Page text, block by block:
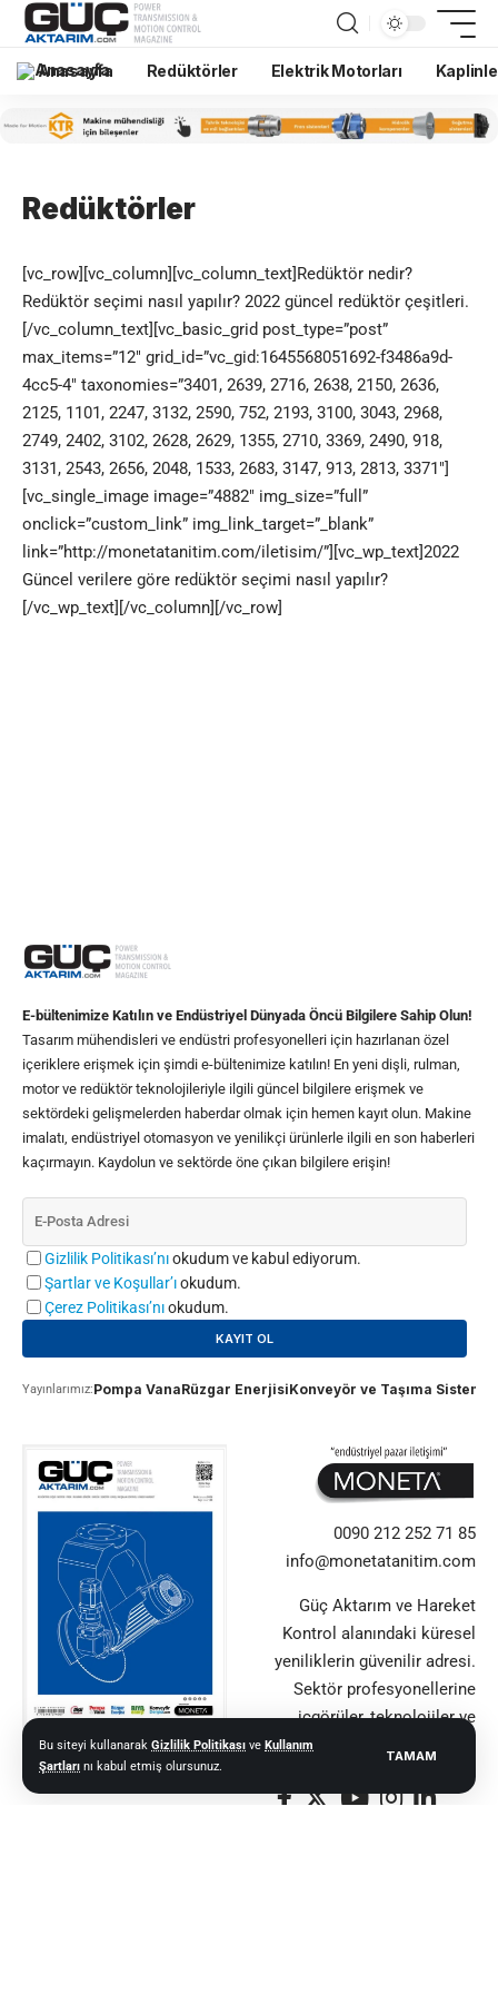
Bu siteyi kullanarak Gizlilik Politikası ve Kullanım
Şartları nı kabul etmiş olursunuz.
TAMAM
Anasayfa Redüktörler Elektrik Motorları
Redüktörler
[vc_row][vc_column][vc_column_text]Redüktör nedir?
Redüktör seçimi nasıl yapılır? 2022 güncel redüktör çeşitleri.
[/vc_column_text][vc_basic_grid post_type=”post”
max_items=”12″ grid_id=”vc_gid:1645568051692-f3486a9d-
4cc5-4″ taxonomies=”3401, 2639, 2716, 2638, 2150, 2636,
2125, 1101, 2247, 3132, 2590, 752, 2193, 3100, 3043, 2968,
2749, 2402, 3102, 2628, 2629, 1355, 2710, 3369, 2490, 918,
3131, 2543, 2656, 2048, 1533, 2683, 3147, 913, 2813, 3371″]
[vc_single_image image=”4882″ img_size=”full”
onclick=”custom_link” img_link_target=”_blank”
link=”http://monetatanitim.com/iletisim/”][vc_wp_text]2022
Güncel verilere göre redüktör seçimi nasıl yapılır?
[/vc_wp_text][/vc_column][/vc_row]
E-bültenimize Katılın ve Endüstriyel Dünyada Öncü Bilgilere Sahip Olun!
Tasarım mühendisleri ve endüstri profesyonelleri için hazırlanan özel
içeriklere erişmek için şimdi e-bültenimize katılın! En yeni dişli, rulman,
motor ve redüktör teknolojileriyle ilgili güncel bilgilere erişmek ve
sektördeki gelişmelerden haberdar olmak için hemen kayıt olun. Makine
imalatı, endüstriyel otomasyon ve yenilikçi ürünlerle ilgili en son haberleri
kaçırmayın. Kaydolun ve sektörde öne çıkan bilgilere erişin!
Gizlilik Politikası’nıokudum ve kabul ediyorum.
Şartlar ve Koşullar’ıokudum.
Çerez Politikası’nıokudum.
Yayınlarımız:Pompa VanaRüzgar EnerjisiKonveyör ve Taşıma
0090 212 252 71 85
info@monetatanitim.com
Güç Aktarım ve Hareket
Kontrol alanındaki küresel
yeniliklerin güvenilir adresi.
Sektör profesyonellerine
içgörüler, teknolojiler ve
uzman görüşleri sunuyor.